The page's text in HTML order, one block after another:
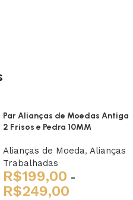
Par Alianças de Moedas Antiga
2 Frisos e Pedra 10MM
Alianças de Moeda, Alianças
Trabalhadas
R$199,00 -
R$249,00